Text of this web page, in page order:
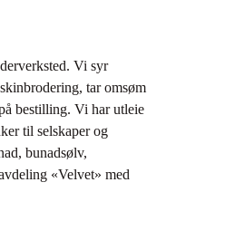
Vi syr
tar omsøm
bestilling. Vi har utleie
til selskaper og
bunadsølv,
«Velvet» med